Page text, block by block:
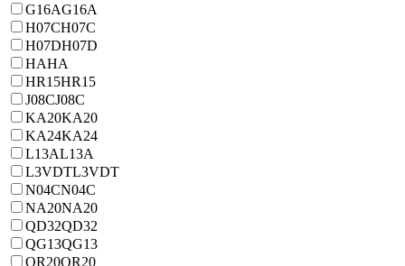
G16AG16A
H07CH07C
H07DH07D
HAHA
HR15HR15
J08CJ08C
KA20KA20
KA24KA24
L13AL13A
L3VDTL3VDT
N04CN04C
NA20NA20
QD32QD32
QG13QG13
QR20QR20